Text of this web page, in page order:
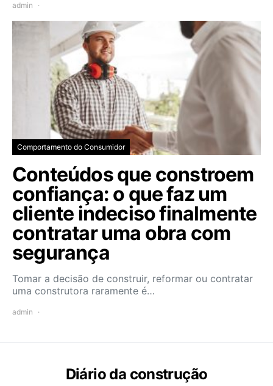
admin
Comportamento do Consumidor
Conteúdos que constroem
confiança: o que faz um
cliente indeciso finalmente
contratar uma obra com
segurança
Tomar a decisão de construir, reformar ou contratar
uma construtora raramente é…
admin
Diário da construção